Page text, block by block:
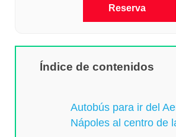
Reserva
Índice de contenidos
Autobús para ir del
Nápoles al centro de